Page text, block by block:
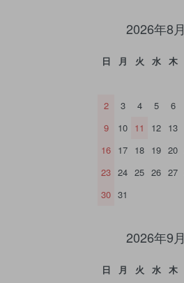
2026年8月
日 月 火 水 木
2
3 4 5 6
9
10 11 12 13
16 17 18 19 20
23 24 25 26 27
30 31
2026年9月
日 月 火 水 木